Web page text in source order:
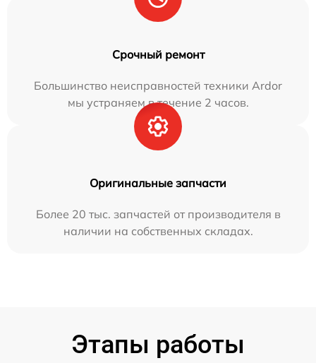
Срочный ремонт
Большинство неисправностей техники Ardor
мы устраняем в течение 2 часов.
Оригинальные запчасти
Более 20 тыс. запчастей от производителя в
наличии на собственных складах.
Этапы работы